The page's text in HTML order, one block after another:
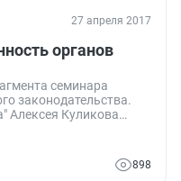
27 апреля 2017
органов
семинара
законодательства.
Алексея Куликова
Компанией "КАДИС".
898